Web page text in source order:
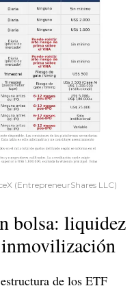
(EntrepreneurShares LLC)
bolsa: liquidez
de los ETF